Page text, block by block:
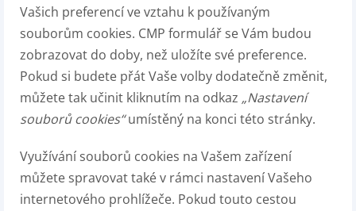
Vašich preferencí ve vztahu k používaným
souborům cookies. CMP formulář se Vám budou
zobrazovat do doby, než uložíte své preference.
Pokud si budete přát Vaše volby dodatečně změnit,
můžete tak učinit kliknutím na odkaz „Nastavení
souborů cookies“umístěný na konci této stránky.
Využívání souborů cookies na Vašem zařízení
můžete spravovat také v rámci nastavení Vašeho
internetového prohlížeče. Pokud touto cestou